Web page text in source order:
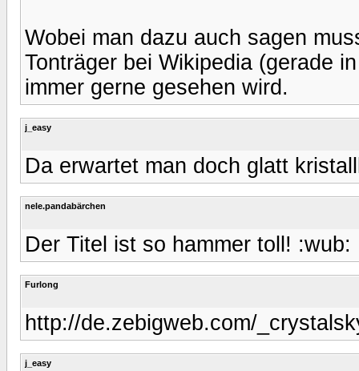
Wobei man dazu auch sagen
Tonträger bei Wikipedia (gerade
immer gerne gesehen wird.
j_easy
Da erwartet man doch glatt
nele.pandabärchen
Der Titel ist so hammer toll! :wub:
Furlong
http://de.zebigweb.com/
j_easy